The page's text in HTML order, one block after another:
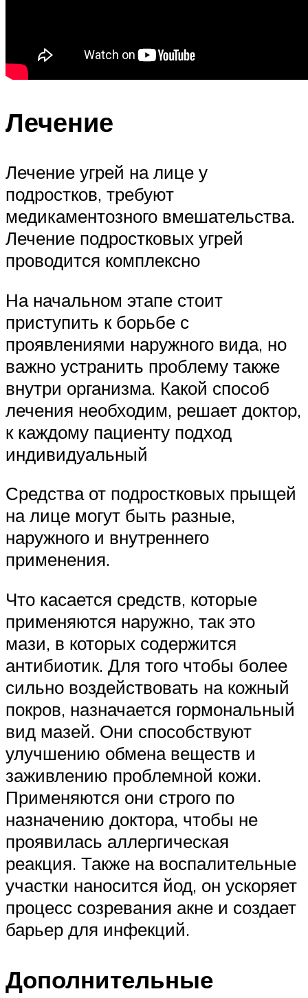
Лечение
Лечение угрей на лице у
подростков, требуют
медикаментозного вмешательства.
Лечение подростковых угрей
проводится комплексно
На начальном этапе стоит
приступить к борьбе с
проявлениями наружного вида, но
важно устранить проблему также
внутри организма. Какой способ
лечения необходим, решает доктор,
к каждому пациенту подход
индивидуальный
Средства от подростковых прыщей
на лице могут быть разные,
наружного и внутреннего
применения.
Что касается средств, которые
применяются наружно, так это
мази, в которых содержится
антибиотик. Для того чтобы более
сильно воздействовать на кожный
покров, назначается гормональный
вид мазей. Они способствуют
улучшению обмена веществ и
заживлению проблемной кожи.
Применяются они строго по
назначению доктора, чтобы не
проявилась аллергическая
реакция. Также на воспалительные
участки наносится йод, он ускоряет
процесс созревания акне и создает
барьер для инфекций.
Дополнительные